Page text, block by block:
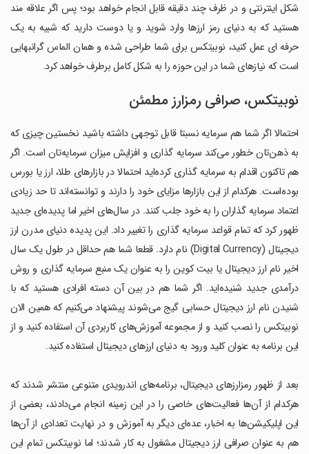
شکل اینترنتی و در ظرف چند دقیقه قابل انجام خواهد بود؛ پس اگر علاقه مند
هستید که به دنیای رمز ارزها وارد شوید و یا دوست دارید که شبیه به یک
حرفه ای عمل کنید، نوبیتکس برای شما طراحی شده و همان الماس گران‎بهایی
است که نیازهای شما در این حوزه را به شکل کامل برطرف خواهد کرد.
نوبیتکس، صرافی رمزارز مطمئن
احتمالا اگر شما هم سرمایه نسبتا قابل توجهی داشته باشید نخستین چیزی که
به ذهن‌تان خطور می‌کند سرمایه گذاری و افزایش میزان سرمایه‌تان است. اگر
هم تاکنون اقدام به سرمایه گذاری کرده‌اید احتمالا در بازارهای طلا، ارز یا بورس
بوده‌ا‌ست. هرکدام از این بازارها مزایای خود را دارند و توانسته‌اند تا حد زیادی
اعتماد سرمایه گذاران را به خود جلب کنند. در سال‌های اخیر اما پدیده‌ای جدید
ظهور کرد که تمام قواعد سرمایه گذاری را تغییر داد. این پدیده دنیای مدرن ارز
دیجیتال (Digital Currency) نام دارد. قطعا شما هم حداقل در طول یک سال
اخیر نام ارز دیجیتال یا بیت کوین را به عنوان یک منبع سرمایه گذاری و روش
درآمدی جدید شنیده‌اید. اگر شما هم در بین آن دسته افرادی هستید که با
شنیدن نام ارز دیجیتال حسابی گیج می‌شوند پیشنهاد می‌کنیم که همین الان
نوبیتکس را نصب کنید و از مجموعه آموزش‌های کاربردی آن استفاده کنید و از
این برنامه به عنوان کلید ورود به دنیای ارزهای دیجیتال استفاده کنید.
بعد از ظهور رمزارزهای دیجیتال، برنامه‌های اندرویدی متنوعی منتشر شدند که
هرکدام از آن‌ها فعالیت‌های خاصی را در این زمینه انجام می‌دادند، بعضی از
این اپلیکیشن‌ها به اخبار، عده‌ای دیگر به آموزش و در نهایت تعدادی از آن‌ها
هم به عنوان صرافی ارز دیجیتال مشغول به کار شدند؛ اما نوبیتکس تمام این